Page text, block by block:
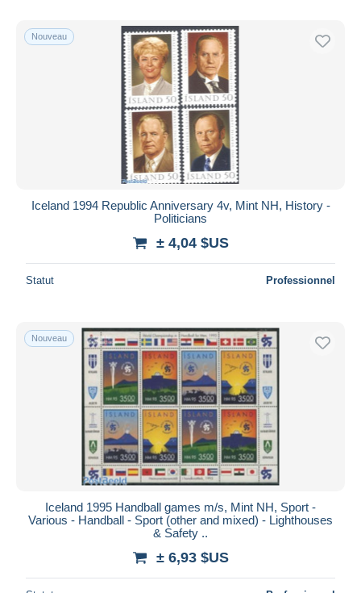
Appliquer
Nouveau
Iceland 1994 Republic Anniversary 4v, Mint NH, History -
Politicians
± 4,04 $US
Statut Professionnel
Nouveau
Iceland 1995 Handball games m/s, Mint NH, Sport -
Various - Handball - Sport (other and mixed) - Lighthouses
& Safety ..
± 6,93 $US